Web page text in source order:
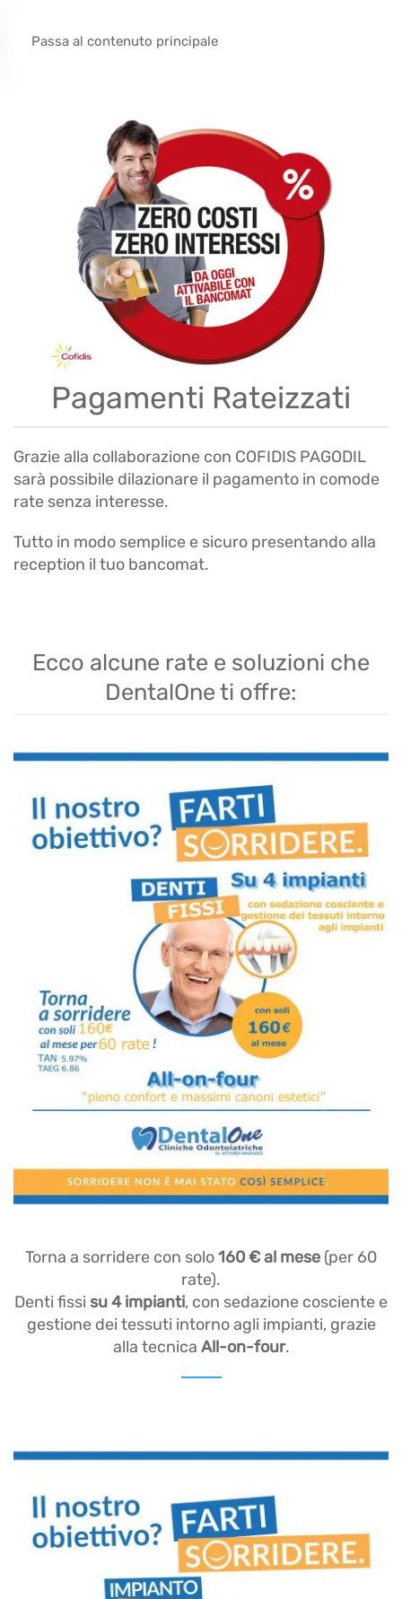
Passa al contenuto principale
Pagamenti Rateizzati
Grazie alla collaborazione con COFIDIS PAGODIL
sarà possibile dilazionare il pagamento in comode
rate senza interesse.
Tutto in modo semplice e sicuro presentando alla
reception il tuo bancomat.
Ecco alcune rate e soluzioni che
DentalOne ti offre:
Torna a sorridere con solo160 € al mese (per 60
rate).
Denti fissi su 4 impianti, con sedazione cosciente e
gestione dei tessuti intorno agli impianti, grazie
alla tecnica All-on-four.